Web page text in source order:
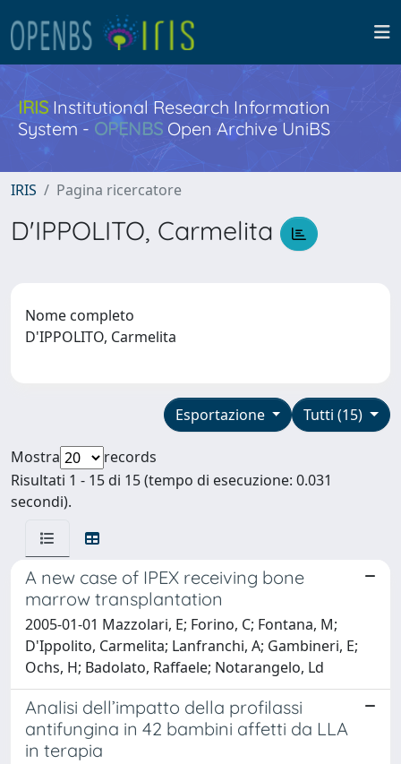
IRISInstitutional Research Information
System - OPENBS Open Archive UniBS
IRIS Pagina ricercatore
D'IPPOLITO, Carmelita
Nome completo
D'IPPOLITO, Carmelita
Tutti (15)
Esportazione
Mostra
records
Risultati 1 - 15 di 15 (tempo di esecuzione: 0.031
secondi).
A new case of IPEX receiving bone
marrow transplantation
2005-01-01 Mazzolari, E; Forino, C; Fontana, M;
D'Ippolito, Carmelita; Lanfranchi, A; Gambineri, E;
Ochs, H; Badolato, Raffaele; Notarangelo, Ld
Analisi dell’impatto della profilassi
antifungina in 42 bambini affetti da LLA
in terapia